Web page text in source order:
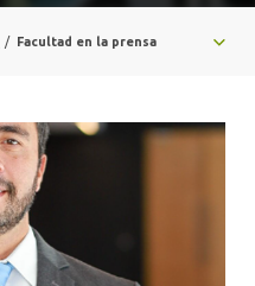
/ Facultad en la prensa